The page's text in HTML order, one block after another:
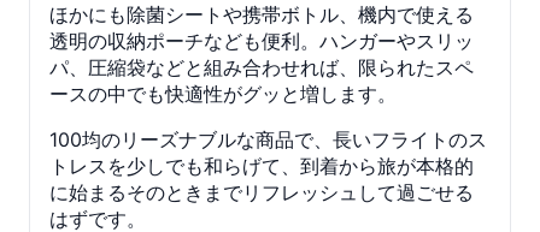
ほかにも除菌シートや携帯ボトル、機内で使える
透明の収納ポーチなども便利。ハンガーやスリッ
パ、圧縮袋などと組み合わせれば、限られたスペ
ースの中でも快適性がグッと増します。
100均のリーズナブルな商品で、長いフライトのス
トレスを少しでも和らげて、到着から旅が本格的
に始まるそのときまでリフレッシュして過ごせる
はずです。